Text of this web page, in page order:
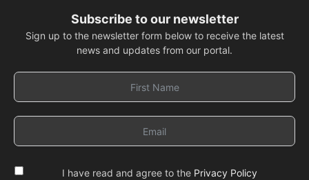
Subscribe to our newsletter
Sign up to the newsletter form below to receive the latest
news and updates from our portal.
I have read and agree to the Privacy Policy